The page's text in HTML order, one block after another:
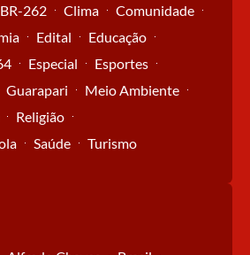
BR-262 Clima
Comunidade
Edital
Educação
Especial
Esportes
Guarapari
Meio Ambiente
Religião
Saúde Turismo